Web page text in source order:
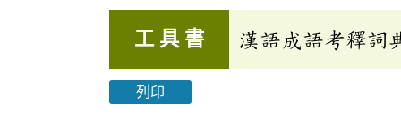
工 具 書 漢語成語考釋詞
列印